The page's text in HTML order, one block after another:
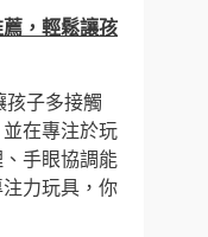
薦，輕鬆讓孩
孩子多接觸
在專注於玩
手眼協調能
力玩具，你